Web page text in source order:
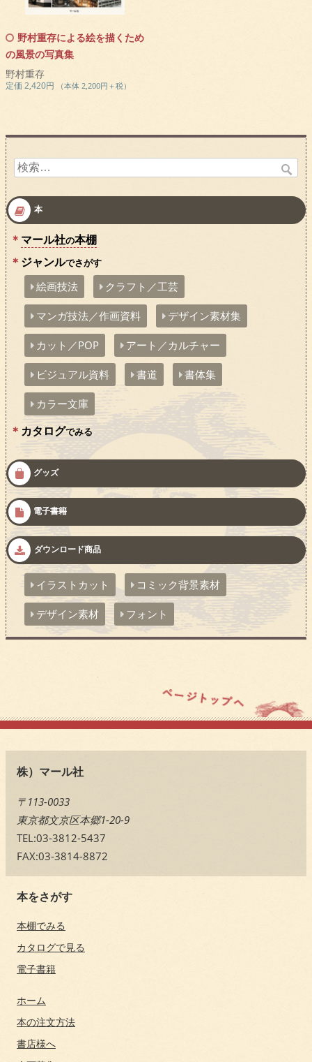
野村重存による絵を描くため
の風景の写真集
野村重存
定価 2,420円 （本体 2,200円＋税）
検
本
マール社の本棚
ジャンルでさがす
絵画技法 クラフト／工芸
マンガ技法／作画資料 デザイン素材集
カット／POP アート／カルチャー
ビジュアル資料 書道 書体集
カラー文庫
カタログでみる
グッズ
電子書籍
ダウンロード商品
イラストカット コミック背景素材
デザイン素材 フォント
株）マール社
〒113-0033
東京都文京区本郷1-20-9
TEL:03-3812-5437
FAX:03-3814-8872
本をさがす
本棚でみる
カタログで見る
電子書籍
ホーム
本の注文方法
書店様へ